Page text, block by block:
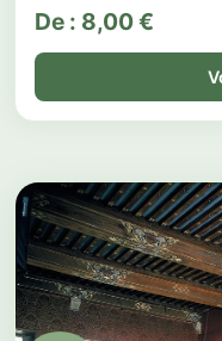
De : 8,00€